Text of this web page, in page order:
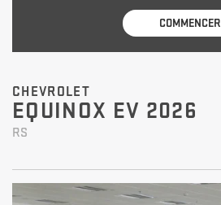
COMMENCER
CHEVROLET
EQUINOX EV 2026
RS